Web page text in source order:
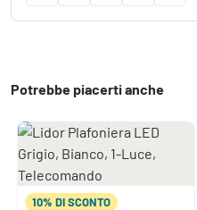
Potrebbe piacerti anche
10% DI SCONTO